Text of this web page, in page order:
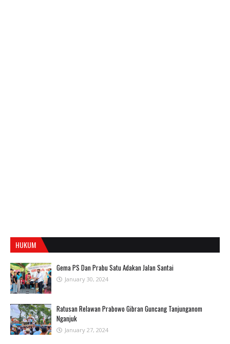
HUKUM
Gema PS Dan Prabu Satu Adakan Jalan Santai
January 30, 2024
Ratusan Relawan Prabowo Gibran Guncang Tanjunganom
Nganjuk
January 27, 2024